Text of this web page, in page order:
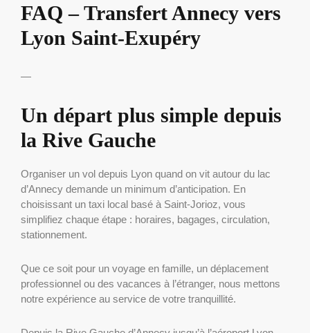
FAQ – Transfert Annecy vers
Lyon Saint-Exupéry
—
Un départ plus simple depuis
la Rive Gauche
Organiser un vol depuis Lyon quand on vit autour du lac
d’Annecy demande un minimum d’anticipation. En
choisissant un taxi local basé à Saint-Jorioz, vous
simplifiez chaque étape : horaires, bagages, circulation,
stationnement.
Que ce soit pour un voyage en famille, un déplacement
professionnel ou des vacances à l’étranger, nous mettons
notre expérience au service de votre tranquillité.